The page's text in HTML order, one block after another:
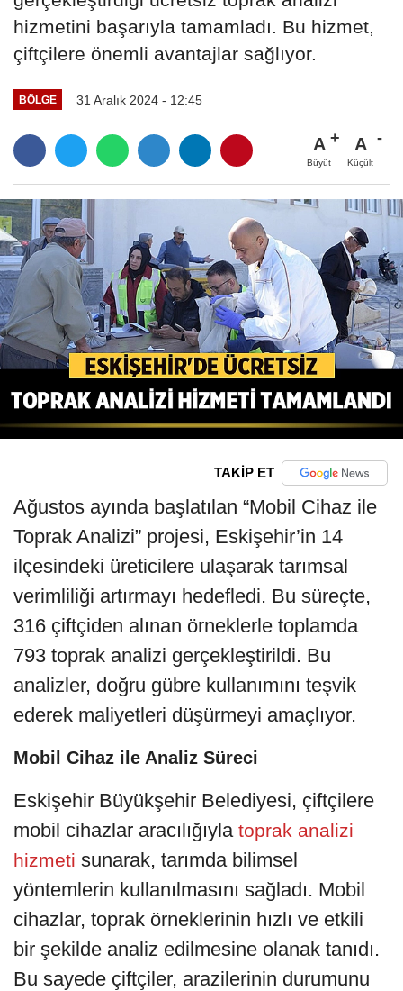
hizmetini başarıyla tamamladı. Bu hizmet,
çiftçilere önemli avantajlar sağlıyor.
BÖLGE 31 Aralık 2024 - 12:45
A
Büyüt
A
Küçült
TAKİP ET
Ağustos ayında başlatılan “Mobil Cihaz ile
Toprak Analizi” projesi, Eskişehir’in 14
ilçesindeki üreticilere ulaşarak tarımsal
verimliliği artırmayı hedefledi. Bu süreçte,
316 çiftçiden alınan örneklerle toplamda
793 toprak analizi gerçekleştirildi. Bu
analizler, doğru gübre kullanımını teşvik
ederek maliyetleri düşürmeyi amaçlıyor.
Mobil Cihaz ile Analiz Süreci
Eskişehir Büyükşehir Belediyesi, çiftçilere
mobil cihazlar aracılığıyla toprak analizi
hizmeti sunarak, tarımda bilimsel
yöntemlerin kullanılmasını sağladı. Mobil
cihazlar, toprak örneklerinin hızlı ve etkili
bir şekilde analiz edilmesine olanak tanıdı.
Bu sayede çiftçiler, arazilerinin durumunu